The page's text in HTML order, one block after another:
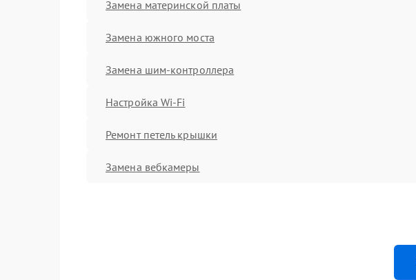
Замена материнской платы
Замена южного моста
Замена шим-контроллера
Настройка Wi-Fi
Ремонт петель крышки
Замена вебкамеры